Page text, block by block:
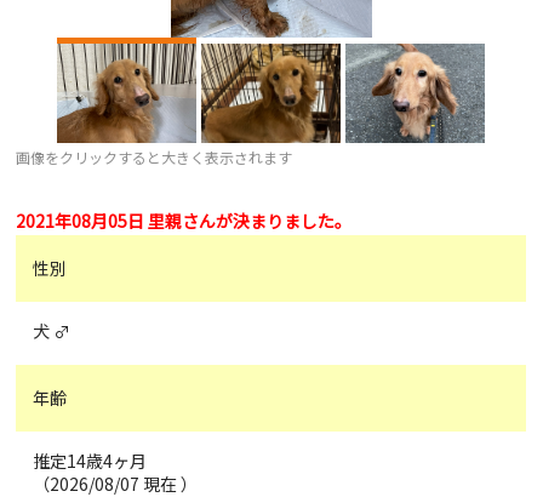
画像をクリックすると大きく表示されます
2021年08月05日 里親さんが決まりました。
性別
犬 ♂
年齢
推定14歳4ヶ月
（2026/08/07 現在 ）